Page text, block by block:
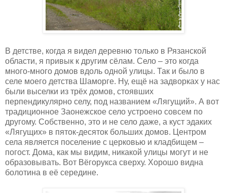
В детстве, когда я видел деревню только в Рязанской
области, я привык к другим сёлам. Село – это когда
много-много домов вдоль одной улицы. Так и было в
селе моего детства Шаморге. Ну, ещё на задворках у нас
были выселки из трёх домов, стоявших
перпендикулярно селу, под названием «Лягущий». А вот
традиционное Заонежское село устроено совсем по
другому. Собственно, это и не село даже, а куст эдаких
«Лягущих» в пяток-десяток больших домов. Центром
села является поселение с церковью и кладбищем –
погост. Дома, как мы видим, никакой улицы могут и не
образовывать. Вот Вёгорукса сверху. Хорошо видна
болотина в её середине.